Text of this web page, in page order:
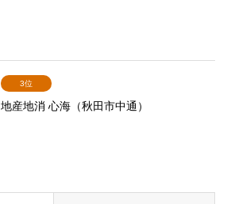
3位
地産地消 心海（秋田市中通）